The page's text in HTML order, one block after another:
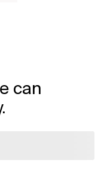
can